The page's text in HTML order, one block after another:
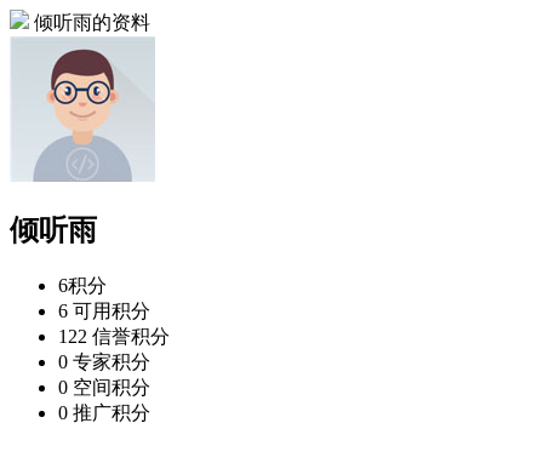
倾听雨的资料
倾听雨
6积分
6 可用积分
122 信誉积分
0 专家积分
0 空间积分
0 推广积分